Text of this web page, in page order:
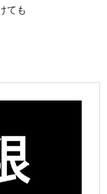
ても